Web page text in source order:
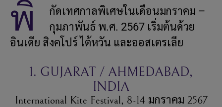
พิ
กัดเทศกาลพิเศษในเดือนมกราคม –
กุมภาพันธ์ พ.ศ. 2567 เริ่มต้นด้วย
อินเดีย สิงคโปร์ ไต้หวัน และออสเตรเลีย
1. GUJARAT / AHMEDABAD,
INDIA
International Kite Festival, 8-14 มกราคม 2567